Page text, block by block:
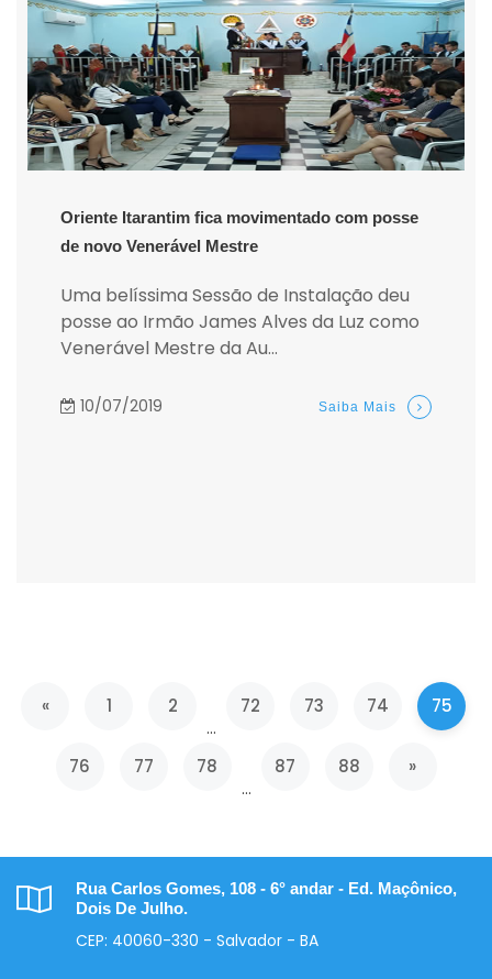
Oriente Itarantim fica movimentado com posse
de novo Venerável Mestre
Uma belíssima Sessão de Instalação deu
posse ao Irmão James Alves da Luz como
Venerável Mestre da Au...
10/07/2019 Saiba Mais
«Anterior1 2
...
72 73 74 75
76 77 78
...
87 88 »Próxima
Rua Carlos Gomes, 108 - 6° andar - Ed. Maçônico,
Dois De Julho.
CEP: 40060-330 - Salvador - BA